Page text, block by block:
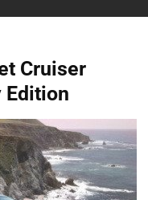
Cruiser
Edition